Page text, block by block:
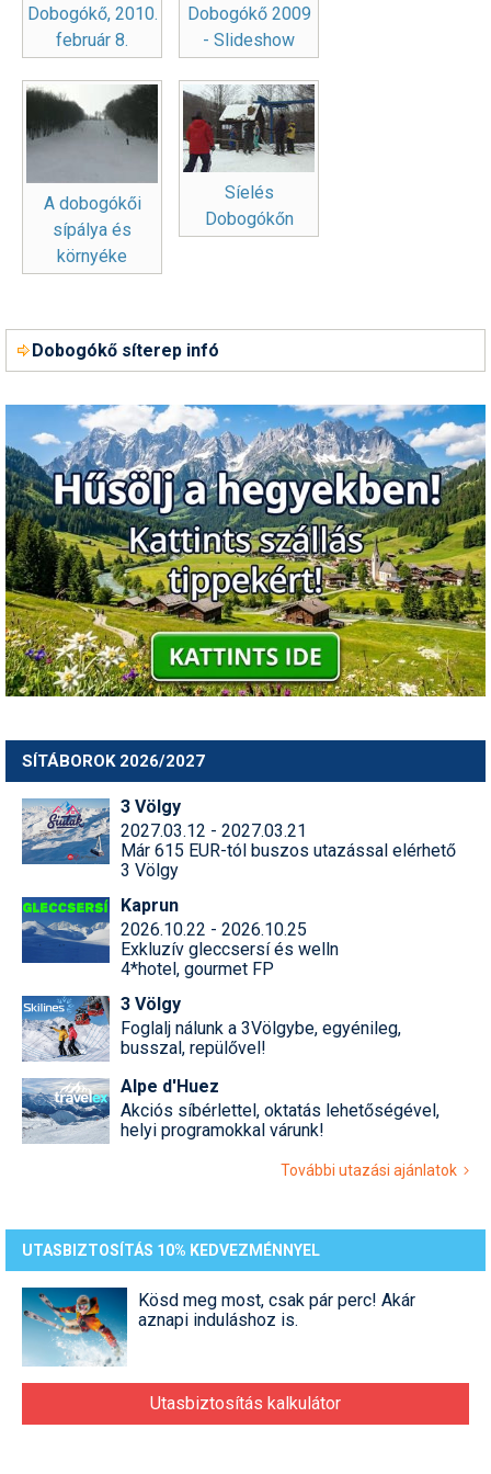
Humor
Ingatlan
Játékok
Kerékpár
Könyvajánló
Magazinok
Munkavállalás
Olvasnivaló
Pályázatok
Portálinfo
Rajzok
Síbérletárak
Síbörze
Sífelszerelés
Sífutás
Síléc
Símánia
Síoktatás
Síszerviz
Síugrás
Sportorvos
Szakértők
Szánkó
Szótárak
Telemark
Dobogókő, 2010.
február 8.
Dobogókő 2009
- Slideshow
A dobogókői
sípálya és
környéke
Síelés
Dobogókőn
Dobogókő síterep infó
SÍTÁBOROK 2026/2027
3 Völgy
2027.03.12 - 2027.03.21
Már 615 EUR-tól buszos utazással elérhető
3 Völgy
Kaprun
2026.10.22 - 2026.10.25
Exkluzív gleccsersí és welln
4*hotel, gourmet FP
3 Völgy
Foglalj nálunk a 3Völgybe, egyénileg,
busszal, repülővel!
Alpe d'Huez
Akciós síbérlettel, oktatás lehetőségével,
helyi programokkal várunk!
További utazási ajánlatok
UTASBIZTOSÍTÁS 10% KEDVEZMÉNNYEL
Kösd meg most, csak pár perc! Akár
aznapi induláshoz is.
Utasbiztosítás kalkulátor